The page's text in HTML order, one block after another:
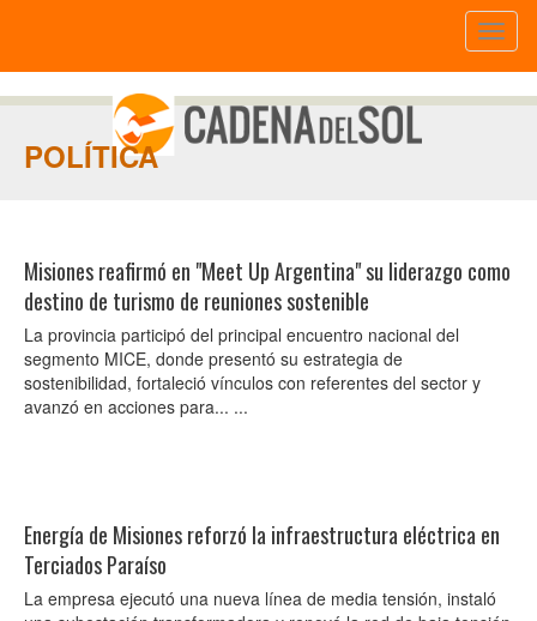
POLÍTICA
Misiones reafirmó en "Meet Up Argentina" su liderazgo como
destino de turismo de reuniones sostenible
La provincia participó del principal encuentro nacional del
segmento MICE, donde presentó su estrategia de
sostenibilidad, fortaleció vínculos con referentes del sector y
avanzó en acciones para... ...
Energía de Misiones reforzó la infraestructura eléctrica en
Terciados Paraíso
La empresa ejecutó una nueva línea de media tensión, instaló